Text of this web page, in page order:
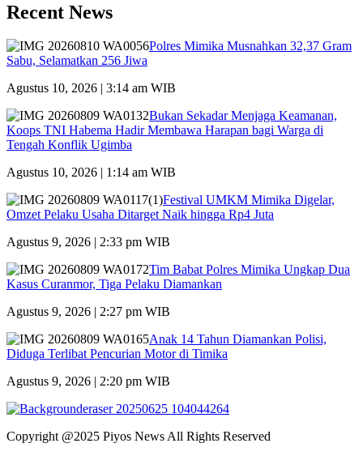
Recent News
Polres Mimika Musnahkan 32,37 Gram
Sabu, Selamatkan 256 Jiwa
Agustus 10, 2026 | 3:14 am WIB
Bukan Sekadar Menjaga Keamanan,
Koops TNI Habema Hadir Membawa Harapan bagi Warga di
Tengah Konflik Ugimba
Agustus 10, 2026 | 1:14 am WIB
Festival UMKM Mimika Digelar,
Omzet Pelaku Usaha Ditarget Naik hingga Rp4 Juta
Agustus 9, 2026 | 2:33 pm WIB
Tim Babat Polres Mimika Ungkap Dua
Kasus Curanmor, Tiga Pelaku Diamankan
Agustus 9, 2026 | 2:27 pm WIB
Anak 14 Tahun Diamankan Polisi,
Diduga Terlibat Pencurian Motor di Timika
Agustus 9, 2026 | 2:20 pm WIB
Copyright @2025 Piyos News All Rights Reserved